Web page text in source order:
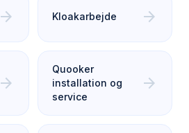
arrow_forward Kloakarbejde arrow_forward
arrow_forward
Quooker
installation og
service
arrow_forward